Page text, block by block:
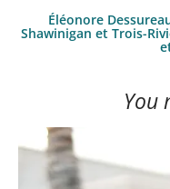
Éléonore
Shawinigan et Trois-
You